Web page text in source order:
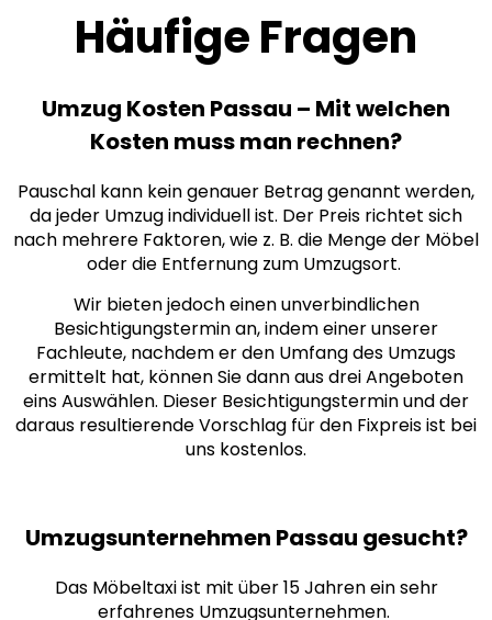
Häufige Fragen
Umzug Kosten Passau – Mit welchen
Kosten muss man rechnen?
Pauschal kann kein genauer Betrag genannt werden,
da jeder Umzug individuell ist. Der Preis richtet sich
nach mehrere Faktoren, wie z. B. die Menge der Möbel
oder die Entfernung zum Umzugsort.
Wir bieten jedoch einen unverbindlichen
Besichtigungstermin an, indem einer unserer
Fachleute, nachdem er den Umfang des Umzugs
ermittelt hat, können Sie dann aus dreiAngeboten
eins Auswählen. Dieser Besichtigungstermin und der
daraus resultierende Vorschlag für den Fixpreis ist bei
uns kostenlos.
Umzugsunternehmen Passau gesucht?
Das Möbeltaxi ist mit über 15 Jahren ein sehr
erfahrenes Umzugsunternehmen.